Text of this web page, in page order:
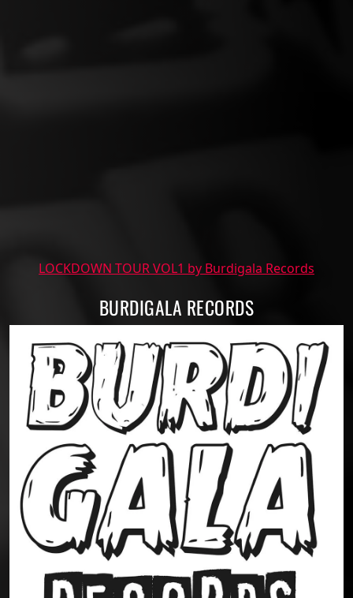
LOCKDOWN TOUR VOL1 by Burdigala Records
BURDIGALA RECORDS